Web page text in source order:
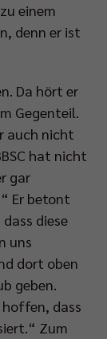
einem
denn er ist
Da hört er
Gegenteil.
auch nicht
hat nicht
gar
Er betont
diese
uns
dort oben
geben.
dass
Zum